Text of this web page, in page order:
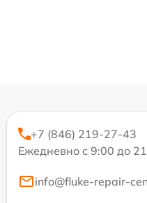
+7 (846) 219-27-43
Ежедневно с 9:00 до
info@fluke-repair-